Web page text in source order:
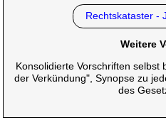
Rechtskataster -
Weitere
Konsolidierte Vorschriften selbst
der Verkündung", Synopse zu
des